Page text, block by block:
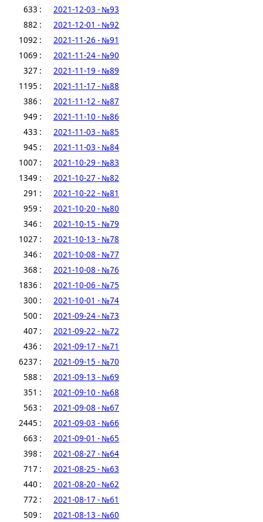
633 :
2021-12-03 - №93
882 :
2021-12-01 - №92
1092 :
2021-11-26 - №91
1069 :
2021-11-24 - №90
327 :
2021-11-19 - №89
1195 :
2021-11-17 - №88
386 :
2021-11-12 - №87
949 :
2021-11-10 - №86
433 :
2021-11-03 - №85
945 :
2021-11-03 - №84
1007 :
2021-10-29 - №83
1349 :
2021-10-27 - №82
291 :
2021-10-22 - №81
959 :
2021-10-20 - №80
346 :
2021-10-15 - №79
1027 :
2021-10-13 - №78
346 :
2021-10-08 - №77
368 :
2021-10-08 - №76
1836 :
2021-10-06 - №75
300 :
2021-10-01 - №74
500 :
2021-09-24 - №73
407 :
2021-09-22 - №72
436 :
2021-09-17 - №71
6237 :
2021-09-15 - №70
588 :
2021-09-13 - №69
351 :
2021-09-10 - №68
563 :
2021-09-08 - №67
2445 :
2021-09-03 - №66
663 :
2021-09-01 - №65
398 :
2021-08-27 - №64
717 :
2021-08-25 - №63
440 :
2021-08-20 - №62
772 :
2021-08-17 - №61
509 :
2021-08-13 - №60